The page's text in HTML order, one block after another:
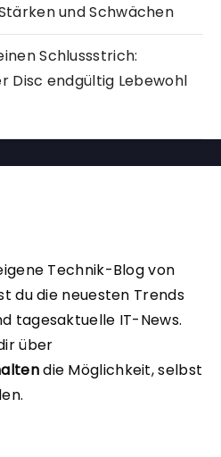
und Schwächen
Schlussstrich:
Disc endgültig Lebewohl
Technik-Blog von
du die neuesten Trends
tagesaktuelle IT-News.
über
die Möglichkeit, selbst